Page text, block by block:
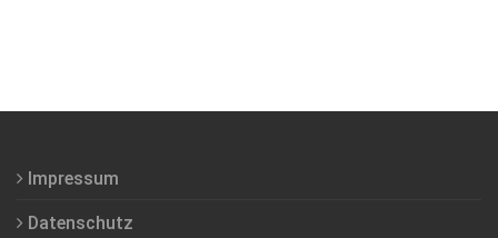
Impressum
Datenschutz